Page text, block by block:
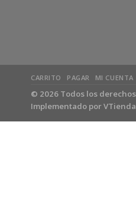
CARRITO PAGAR MI CUENTA
© 2026 Todos los
Implementado por